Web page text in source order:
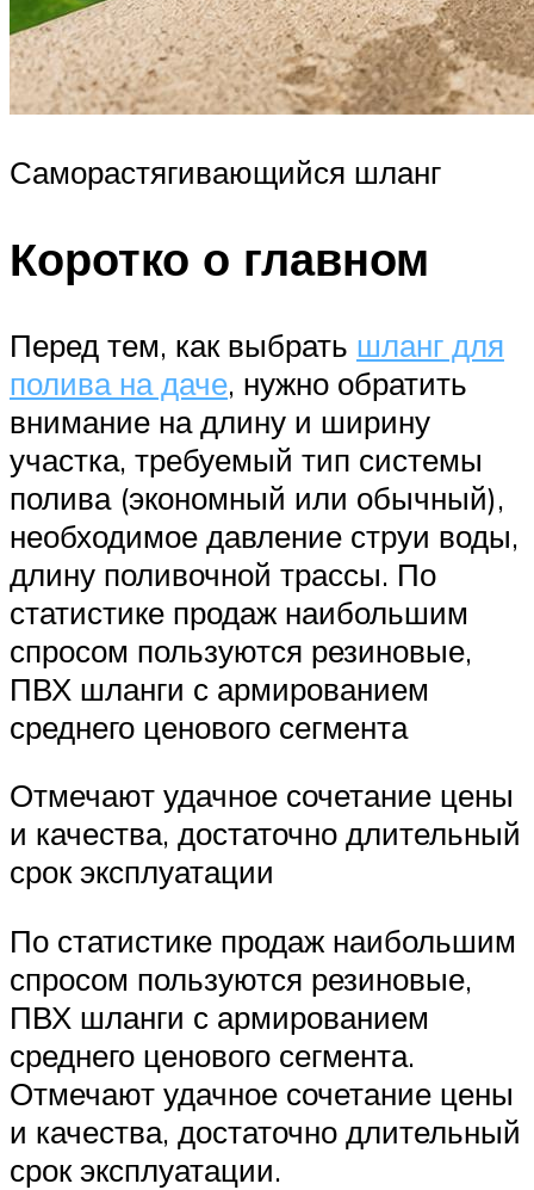
Саморастягивающийся шланг
Коротко о главном
Перед тем, как выбрать шланг для
полива на даче, нужно обратить
внимание на длину и ширину
участка, требуемый тип системы
полива (экономный или обычный),
необходимое давление струи воды,
длину поливочной трассы. По
статистике продаж наибольшим
спросом пользуются резиновые,
ПВХ шланги с армированием
среднего ценового сегмента
Отмечают удачное сочетание цены
и качества, достаточно длительный
срок эксплуатации
По статистике продаж наибольшим
спросом пользуются резиновые,
ПВХ шланги с армированием
среднего ценового сегмента.
Отмечают удачное сочетание цены
и качества, достаточно длительный
срок эксплуатации.